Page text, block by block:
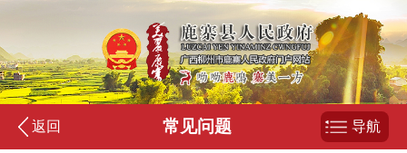
返回 常见问题 导航